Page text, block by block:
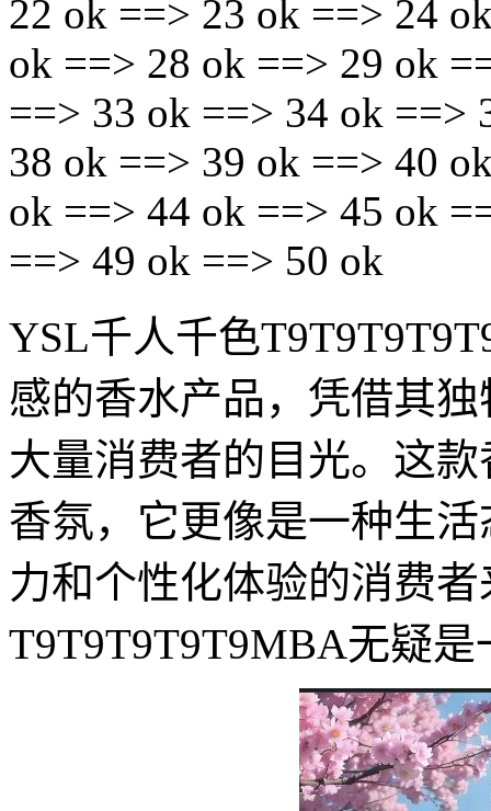
22 ok ==> 23 ok ==> 24
ok ==> 28 ok ==> 29 ok
==> 33 ok ==> 34 ok ==>
38 ok ==> 39 ok ==> 40
ok ==> 44 ok ==> 45 ok
==> 49 ok ==> 50 ok
YSL千人千色
感的香水产品，凭借其
大量消费者的目光。这
香氛，它更像是一种生
力和个性化体验的消费
T9T9T9T9T9MBA无疑